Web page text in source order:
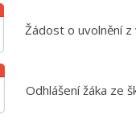
Žádost o uvolnění z
Odhlášení žáka ze